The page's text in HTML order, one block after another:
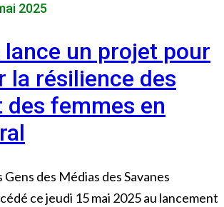
2025
lance un projet pour
la résilience des
des femmes en
Gens des Médias des Savanes
ce jeudi 15 mai 2025 au lancement